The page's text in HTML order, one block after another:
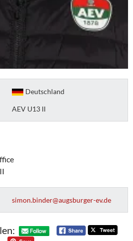
Deutschland
AEV U13 II
simon.binder@augsburger-ev.de